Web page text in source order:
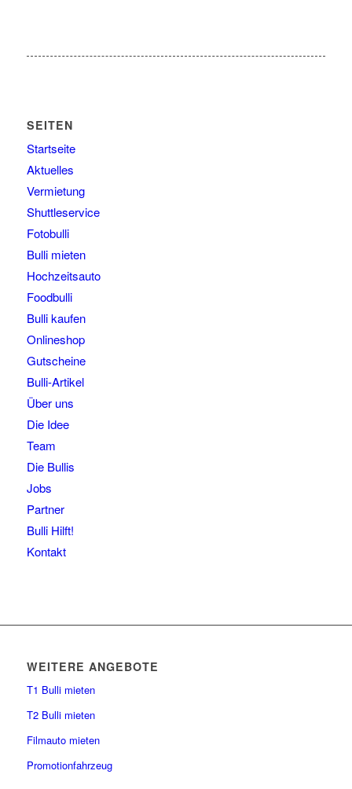
SEITEN
Startseite
Aktuelles
Vermietung
Shuttleservice
Fotobulli
Bulli mieten
Hochzeitsauto
Foodbulli
Bulli kaufen
Onlineshop
Gutscheine
Bulli-Artikel
Über uns
Die Idee
Team
Die Bullis
Jobs
Partner
Bulli Hilft!
Kontakt
WEITERE ANGEBOTE
T1 Bulli mieten
T2 Bulli mieten
Filmauto mieten
Promotionfahrzeug